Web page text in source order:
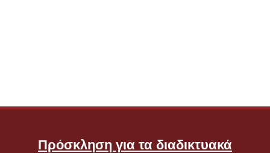
Πρόσκληση για τα διαδικτυακά